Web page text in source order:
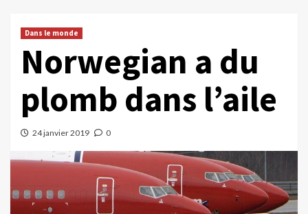
Dans le monde
Norwegian a du
plomb dans l’aile
24 janvier 2019 0